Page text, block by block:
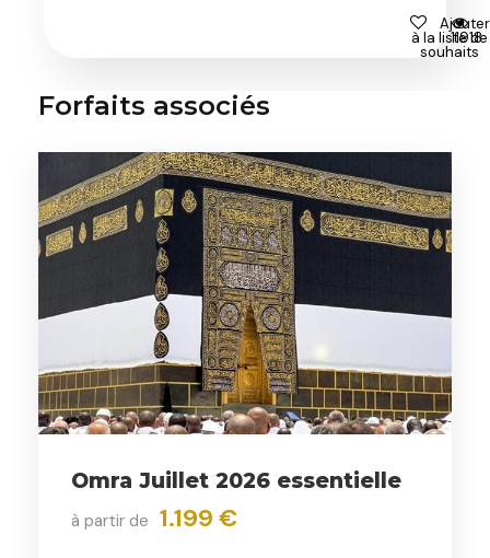
Ajouter
à la liste de
souhaits
11918
Forfaits associés
Omra Juillet 2026 essentielle
à partir de 1.199 €